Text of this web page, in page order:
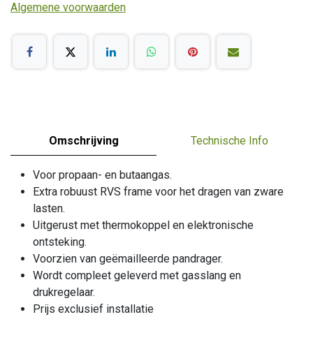
Algemene voorwaarden
Omschrijving Technische Info
Voor propaan- en butaangas.
Extra robuust RVS frame voor het dragen van zware
lasten.
Uitgerust met thermokoppel en elektronische
ontsteking.
Voorzien van geëmailleerde pandrager.
Wordt compleet geleverd met gasslang en
drukregelaar.
Prijs exclusief installatie